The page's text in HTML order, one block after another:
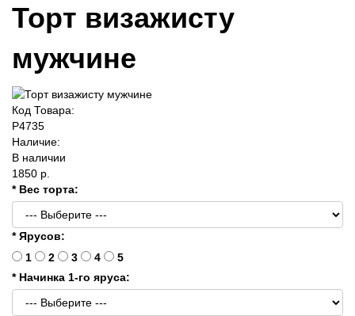
Торт визажисту
мужчине
Код Товара:
P4735
Наличие:
В наличии
1850 р.
* Вес торта:
* Ярусов:
1
2 3 4
5
* Начинка 1-го яруса: